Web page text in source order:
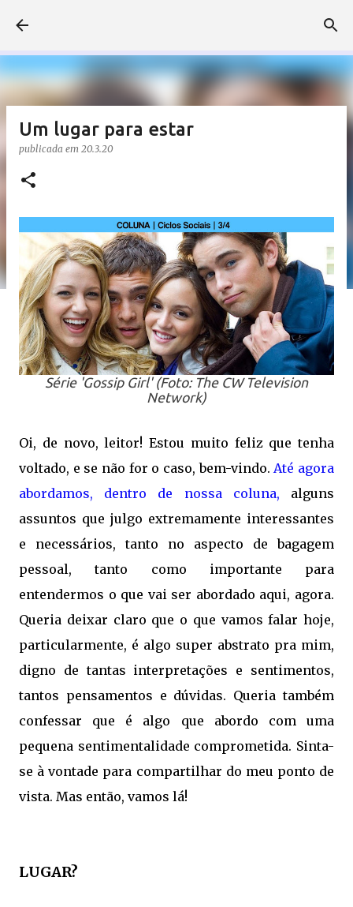
Um lugar para estar
publicada em 20.3.20
Série 'Gossip Girl' (Foto: The CW Television
Network)
Oi, de novo, leitor! Estou muito feliz que tenha
voltado, e se não for o caso, bem-vindo.Até agora
abordamos, dentro de nossa coluna, alguns
assuntos que julgo extremamente interessantes
e necessários, tanto no aspecto de bagagem
pessoal, tanto como importante para
entendermos o que vai ser abordado aqui, agora.
Queria deixar claro que o que vamos falar hoje,
particularmente, é algo super abstrato pra mim,
digno de tantas interpretações e sentimentos,
tantos pensamentos e dúvidas. Queria também
confessar que é algo que abordo com uma
pequena sentimentalidade comprometida. Sinta-
se à vontade para compartilhar do meu ponto de
vista. Mas então, vamos lá!
LUGAR?